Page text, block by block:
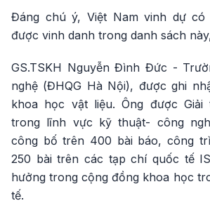
Đáng chú ý, Việt Nam vinh dự
được vinh danh trong danh sách
GS.TSKH Nguyễn Đình Đức -
nghệ (ĐHQG Hà Nội), được ghi
khoa học vật liệu. Ông được Giải
trong lĩnh vực kỹ thuật- công
công bố trên 400 bài báo, công
250 bài trên các tạp chí quốc tế
hưởng trong cộng đồng khoa học
tế.